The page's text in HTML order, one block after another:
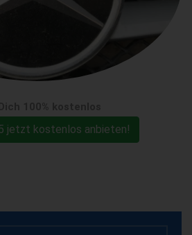
jetzt kostenlos anbieten!